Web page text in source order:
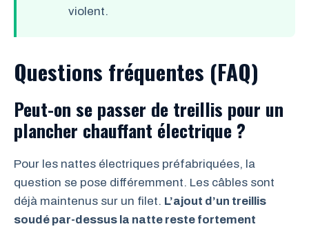
violent.
Questions fréquentes (FAQ)
Peut-on se passer de treillis pour un
plancher chauffant électrique ?
Pour les nattes électriques préfabriquées, la
question se pose différemment. Les câbles sont
déjà maintenus sur un filet. L’ajout d’un treillis
soudé par-dessus la natte reste fortement